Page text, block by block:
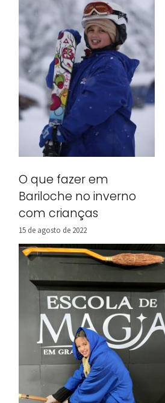
O que fazer em
Bariloche no inverno
com crianças
15 de agosto de 2022